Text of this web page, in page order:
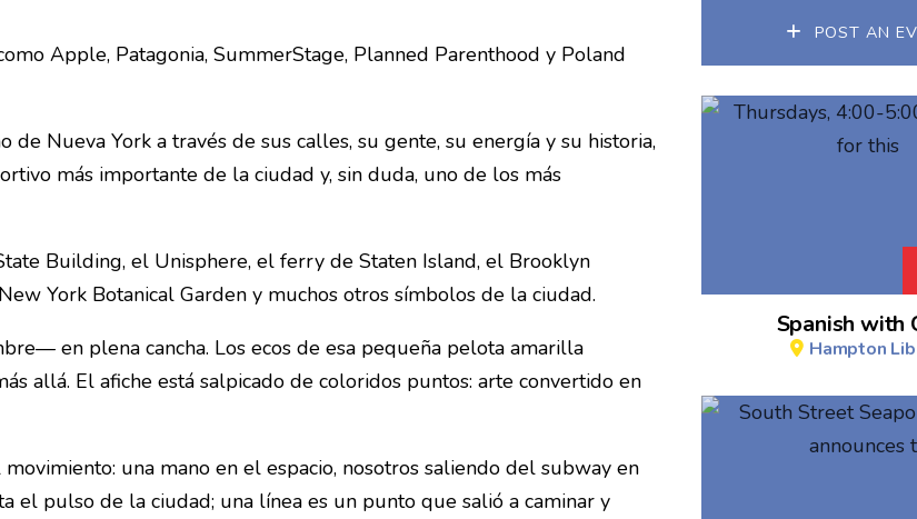
Apple, Patagonia, SummerStage, Planned Parenthood y Poland
Nueva York a través de sus calles, su gente, su energía y su historia,
más importante de la ciudad y, sin duda, uno de los más
Building, el Unisphere, el ferry de Staten Island, el Brooklyn
York Botanical Garden y muchos otros símbolos de la ciudad.
en plena cancha. Los ecos de esa pequeña pelota amarilla
allá. El afiche está salpicado de coloridos puntos: arte convertido en
una mano en el espacio, nosotros saliendo del subway en
el pulso de la ciudad; una línea es un punto que salió a caminar y
POST AN
Spanish with
Hampton